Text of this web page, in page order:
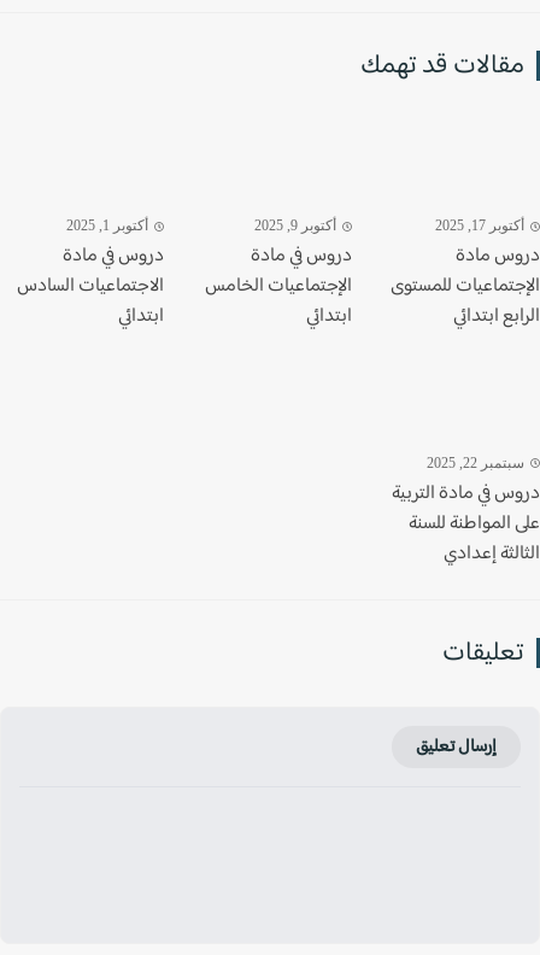
قد تهمك
17, 2025
مادة
للمستوى
ابتدائي
أكتوبر 9, 2025
دروس في مادة
الإجتماعيات الخامس
ابتدائي
أكتوبر 1, 2025
دروس في مادة
الاجتماعيات السادس
ابتدائي
22, 2025
في مادة التربية
للسنة
إعدادي
إرسال تعليق